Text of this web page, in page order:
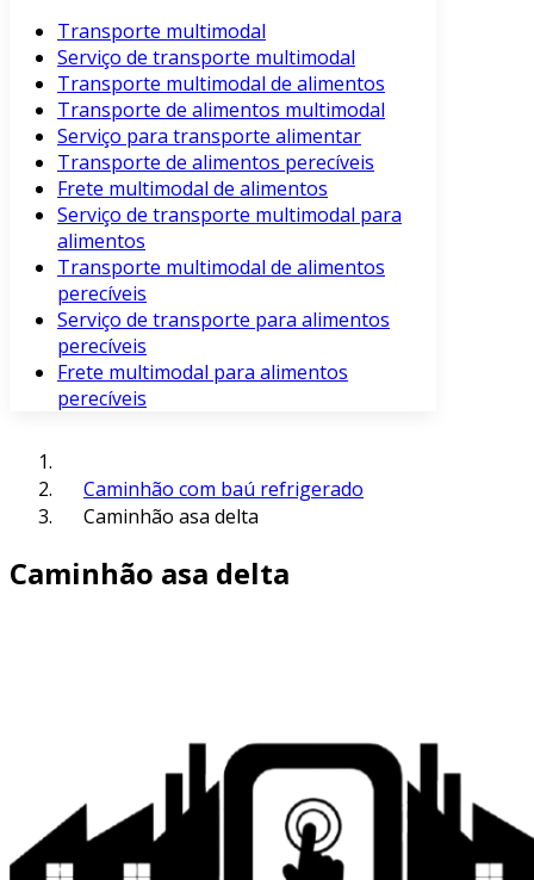
Transporte multimodal
Serviço de transporte multimodal
Transporte multimodal de alimentos
Transporte de alimentos multimodal
Serviço para transporte alimentar
Transporte de alimentos perecíveis
Frete multimodal de alimentos
Serviço de transporte multimodal para
alimentos
Transporte multimodal de alimentos
perecíveis
Serviço de transporte para alimentos
perecíveis
Frete multimodal para alimentos
perecíveis
Caminhão com baú refrigerado
Caminhão asa delta
Caminhão asa delta